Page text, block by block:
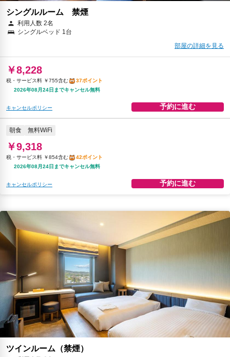
シングルルーム 禁煙
利用人数 2名
シングルベッド 1台
部屋の詳細を見る
￥8,228
税・サービス料 ￥755含む
37ポイント
2026年08月24日までキャンセル無料
キャンセルポリシー 予約に進む
朝食 無料WiFi
￥9,318
税・サービス料 ￥854含む
42ポイント
2026年08月24日までキャンセル無料
キャンセルポリシー 予約に進む
ツインルーム（禁煙）